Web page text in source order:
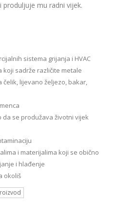
produljuje mu radni vijek.
sistema grijanja i HVAC
koji sadrže različite metale
lijevano željezo, bakar,
da se produžava životni vijek
i materijalima koji se obično
i hlađenje
okoliš